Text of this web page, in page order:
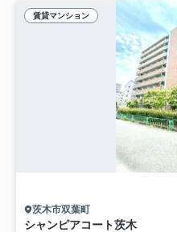
賃貸マンション
茨木市双葉町
シャンピアコート茨木